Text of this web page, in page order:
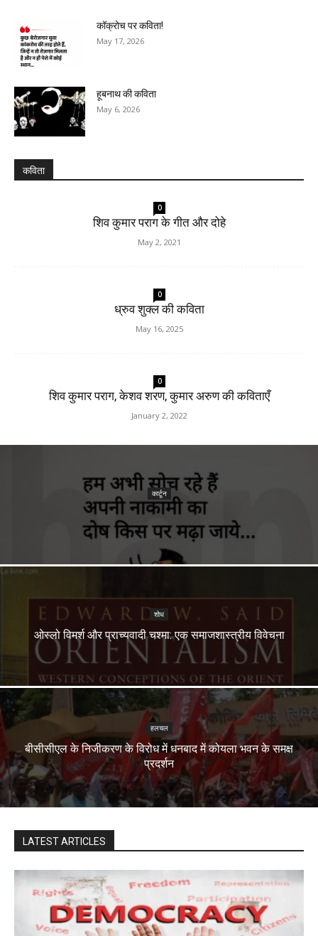
कॉक्रोच पर कविता!
May 17, 2026
हूबनाथ की कविता
May 6, 2026
कविता
0
शिव कुमार पराग के गीत और दोहे
May 2, 2021
0
ध्रुव शुक्ल की कविता
May 16, 2025
0
शिव कुमार पराग, केशव शरण, कुमार अरुण की कविताएँ
January 2, 2022
कार्टून
शोध
ओस्लो विमर्श और प्राच्यवादी चश्मा: एक समाजशास्त्रीय विवेचना
हलचल
बीसीसीएल के निजीकरण के विरोध में धनबाद में कोयला भवन के समक्ष
प्रदर्शन
LATEST ARTICLES